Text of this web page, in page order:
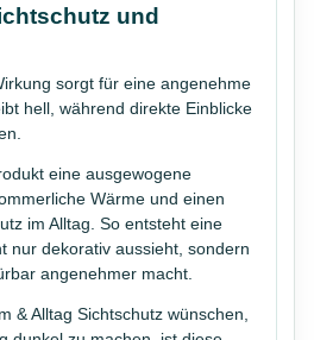
und
sorgt für eine angenehme
hell, während direkte Einblicke
eine ausgewogene
Wärme und einen
im Alltag. So entsteht eine
nur dekorativ aussieht, sondern
angenehmer macht.
& Alltag Sichtschutz wünschen,